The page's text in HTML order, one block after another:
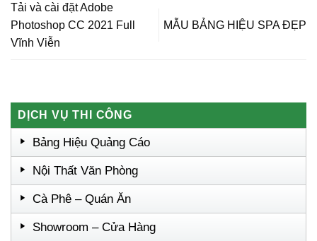
Tải và cài đặt Adobe
Photoshop CC 2021 Full
Vĩnh Viễn
MẪU BẢNG HIỆU SPA ĐẸP
DỊCH VỤ THI CÔNG
Bảng Hiệu Quảng Cáo
Nội Thất Văn Phòng
Cà Phê – Quán Ăn
Showroom – Cửa Hàng